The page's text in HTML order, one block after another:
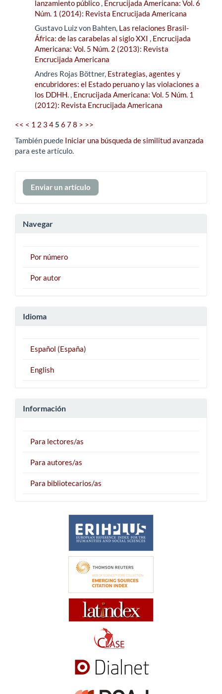
lanzamiento público, Encrucijada Americana: Vol. 6
Núm. 1 (2014): Revista Encrucijada Americana
Gustavo Luiz von Bahten, Las relaciones Brasil-
África: de las carabelas al siglo XXI , Encrucijada
Americana: Vol. 5 Núm. 2 (2013): Revista
Encrucijada Americana
Andres Rojas Böttner, Estrategias, agentes y
encubridores: el Estado peruano y las violaciones a
los DDHH., Encrucijada Americana: Vol. 5 Núm. 1
(2012): Revista Encrucijada Americana
<< < 1 2 3 45 6 78 > >>
También puede Iniciar una búsqueda de similitud avanzada
para este artículo.
Enviar
un
Enviar un artículo
Navegar
Por número
Por autor
Idioma
Español (España)
English
Información
Para lectores/as
Para autores/as
Para bibliotecarios/as